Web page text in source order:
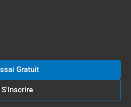
Gratuit
S'Inscrire